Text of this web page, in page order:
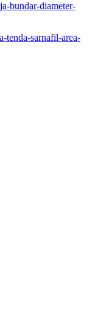
bundar-diameter-
tenda-sarnafil-area-